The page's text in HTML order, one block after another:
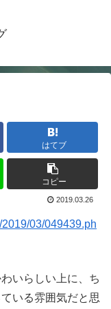
はてブ
コピー
2019.03.26
03/049439.ph
いらしい上に、ち
いる雰囲気だと思